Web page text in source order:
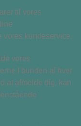
til vores
vores kundeservice.
vores
I bunden af hver
at afmelde dig, kan